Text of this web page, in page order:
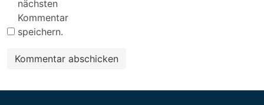
nächsten
Kommentar
speichern.